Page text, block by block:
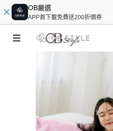
OB嚴選
APP首下載免費送200折價券